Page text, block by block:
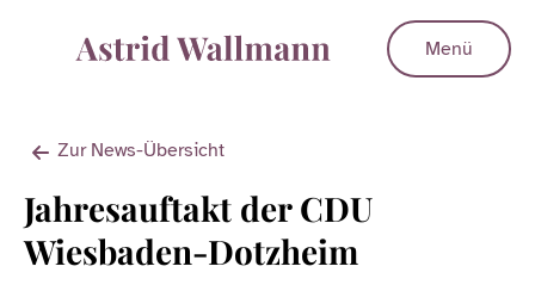
Menü
Zur News-Übersicht
Jahresauftakt der CDU
Wiesbaden-Dotzheim